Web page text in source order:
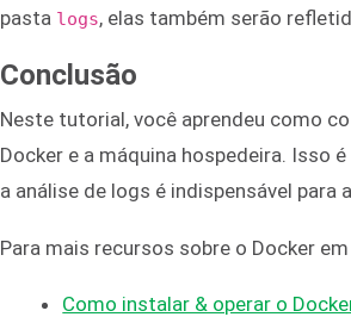
pasta logs, elas também serão
Conclusão
Neste tutorial, você aprendeu como
Docker e a máquina hospedeira. Isso
a análise de logs é indispensável para
Para mais recursos sobre o Docker
Como instalar & operar o